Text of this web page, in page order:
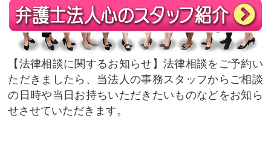
法律相談に関するお知らせ
法律相談をご予約い
ただきましたら、当法人の事務スタッフからご相談
の日時や当日お持ちいただきたいものなどをお知ら
せさせていただきます。